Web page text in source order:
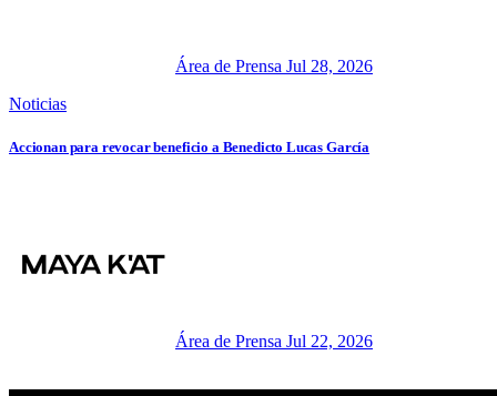
Área de Prensa Jul 28, 2026
Noticias
Accionan para revocar beneficio a Benedicto Lucas García
Área de Prensa Jul 22, 2026